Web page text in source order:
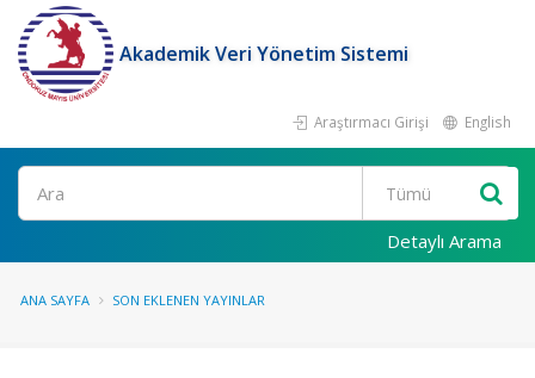
Akademik Veri Yönetim Sistemi
Araştırmacı Girişi English
Ara
Detaylı Arama
ANA SAYFA SON EKLENEN YAYINLAR